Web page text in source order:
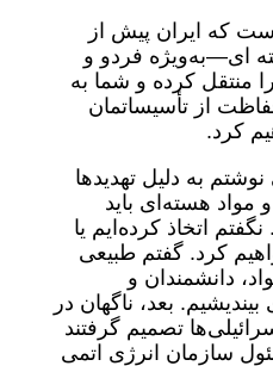
که ایران پیش از
ای—به‌ویژه فردو و
را منتقل کرده و شما به
از تأسیساتمان
کرد.
به دلیل تهدیدها
هسته‌ای باید
نگفتم اتخاذ کرده‌ایم یا
کرد. گفتم طبیعی
دانشمندان و
بعد، ناگهان در
تصمیم گرفتند
سازمان انرژی اتمی